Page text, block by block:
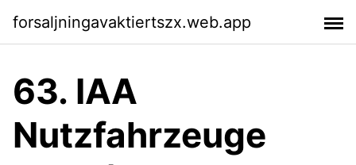
forsaljningavaktiertszx.web.app
63. IAA
Nutzfahrzeuge